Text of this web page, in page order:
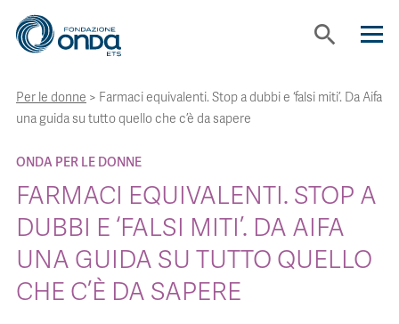
search
CHI SIAMO
CON CHI LAVORIAMO
STRUMENTI
Per le donne > Farmaci equivalenti. Stop a dubbi e ‘falsi miti’. Da Aifa
una guida su tutto quello che c’è da sapere
ONDA PER LE DONNE
FARMACI EQUIVALENTI. STOP A
DUBBI E ‘FALSI MITI’. DA AIFA
UNA GUIDA SU TUTTO QUELLO
CHE C’È DA SAPERE